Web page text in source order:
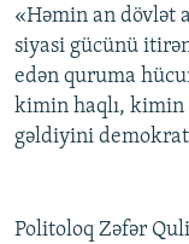
«Həmin an dövlət
siyasi gücünü
edən quruma
kimin haqlı, kimin
gəldiyini
Politoloq Zəfər